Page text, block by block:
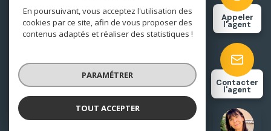
Marie-Pierre MANDRAU
Appeler
l'agent
Contacter
l'agent
Cookies
© 2026 | Tous droits réservés
Réalisé par
En poursuivant, vous acceptez l'utilisation des
cookies par ce site, afin de vous proposer des
contenus adaptés et réaliser des statistiques !
PARAMÉTRER
TOUT ACCEPTER